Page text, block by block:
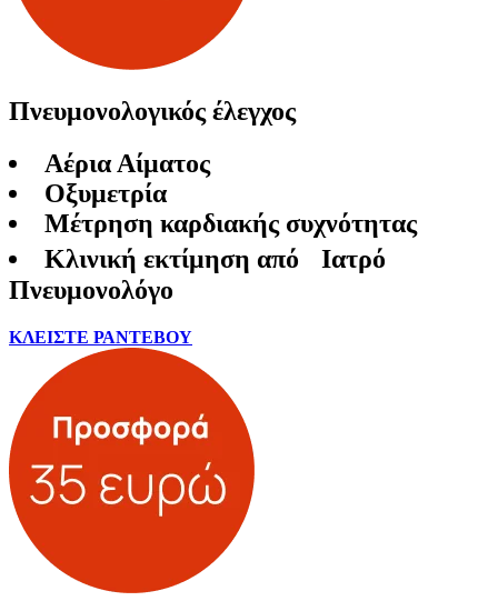
Πνευμονολογικός έλεγχος
Αέρια Αίματος
Οξυμετρία
Μέτρηση καρδιακής συχνότητας
Κλινική εκτίμηση από Ιατρό
Πνευμονολόγο
ΚΛΕΙΣΤΕ ΡΑΝΤΕΒΟΥ